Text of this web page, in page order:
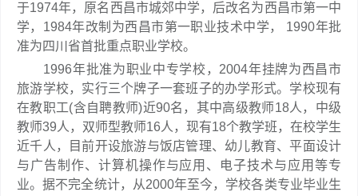
于1974年，原名西昌市城郊中学，后改名为西昌市第一中
学，1984年改制为西昌市第一职业技术中学， 1990年批
准为四川省首批重点职业学校。
1996年批准为职业中专学校，2004年挂牌为西昌市
旅游学校，实行三个牌子一套班子的办学形式。学校现有
在教职工(含自聘教师)近90名，其中高级教师18人，中级
教师39人，双师型教师16人，现有18个教学班，在校学生
近千人，目前开设旅游与饭店管理、幼儿教育、平面设计
与广告制作、计算机操作与应用、电子技术与应用等专
业。据不完全统计，从2000年至今，学校各类专业毕业生